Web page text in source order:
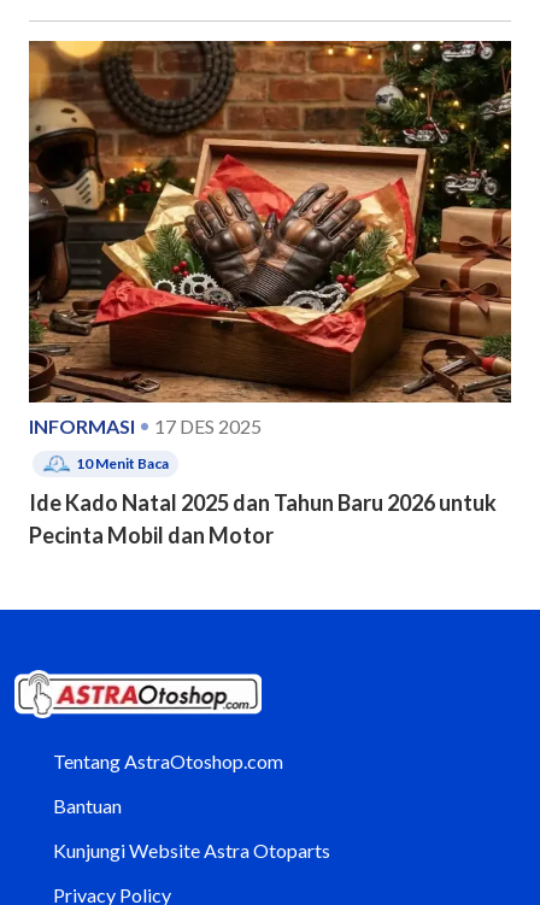
INFORMASI 17 DES 2025
10Menit Baca
Ide Kado Natal 2025 dan Tahun Baru 2026 untuk
Pecinta Mobil dan Motor
Tentang AstraOtoshop.com
Bantuan
Kunjungi Website Astra Otoparts
Privacy Policy